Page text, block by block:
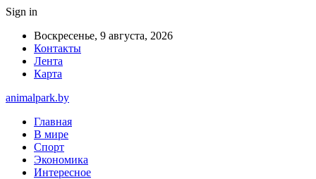
Sign in
Воскресенье, 9 августа, 2026
Контакты
Лента
Карта
animalpark.by
Главная
В мире
Спорт
Экономика
Интересное